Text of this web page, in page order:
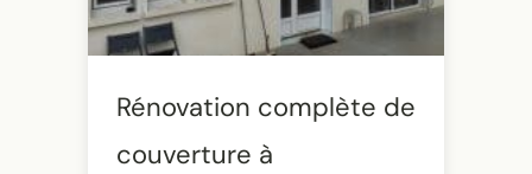
Rénovation complète de
couverture à